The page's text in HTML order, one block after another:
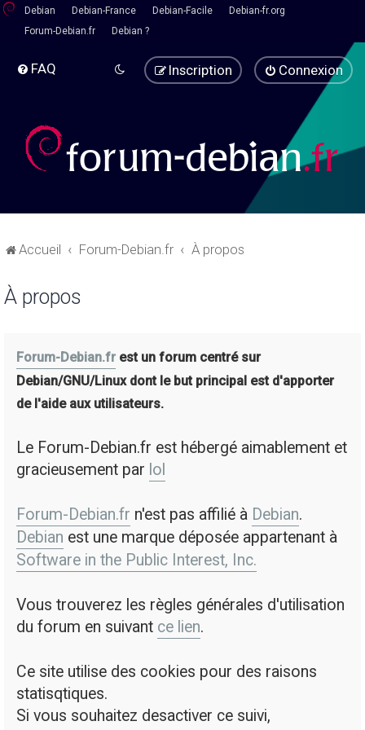
Debian Debian-France Debian-Facile
Debian-fr.org
Forum-Debian.fr
Debian ?
FAQ Connexion
Inscription
Accueil Forum-Debian.fr À propos
À propos
Forum-Debian.fr est un forum centré sur
Debian/GNU/Linux dont le but principal est d'apporter
de l'aide aux utilisateurs.
Le Forum-Debian.fr est hébergé aimablement et
gracieusement par lol
Forum-Debian.fr n'est pas affilié à Debian.
Debian est une marque déposée appartenant à
Software in the Public Interest, Inc.
Vous trouverez les règles générales d'utilisation
du forum en suivant ce lien.
Ce site utilise des cookies pour des raisons
statisqtiques.
Si vous souhaitez desactiver ce suivi,